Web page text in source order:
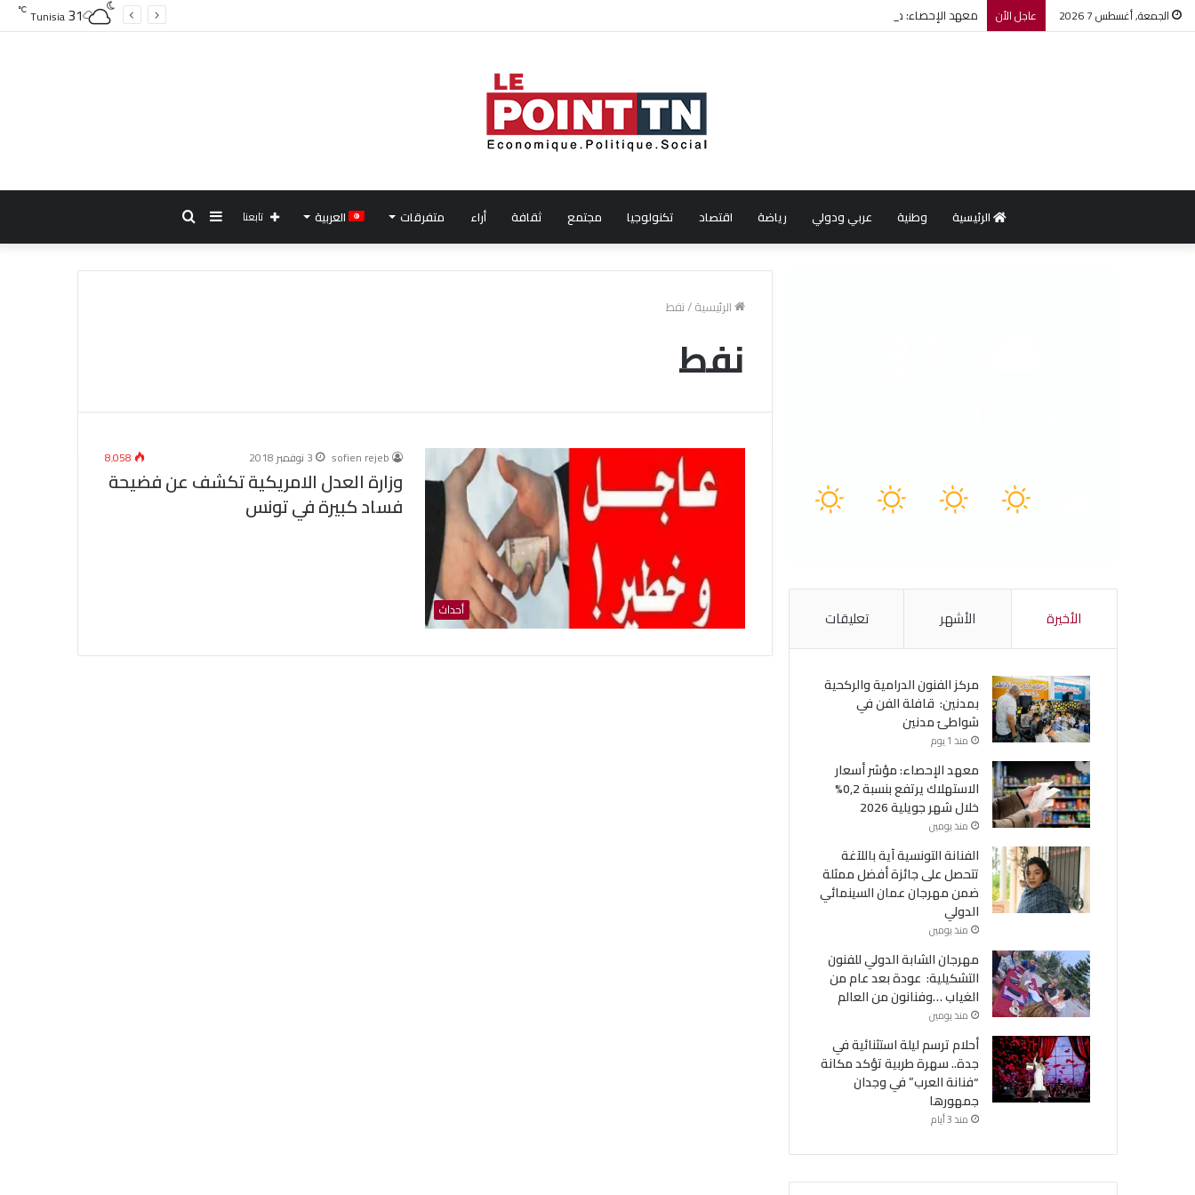
الجمعة, أغسطس 7 2026 عاجل الأن معهد الإحصاء: مؤشر أسعار الاستهلاك يرتفع بنسبة 0,2% خلال شهر جويلية 2026 Tunisia31
℃
الرئيسية وطنية عربي ودولي رياضة اقتصاد تكنولوجيا مجتمع ثقافة أراء متفرقات العربية
بحث
عن
إضافة
عمود
تابعنا
الرئيسية/نفط
نفط
أحداث
sofien rejeb 3 نوفمبر 2018 8٬058
وزارة العدل الامريكية تكشف عن فضيحة
فساد كبيرة في تونس
الأخيرة الأشهر تعليقات
مركز الفنون الدرامية والركحية
بمدنين: قافلة الفن في
شواطئ مدنين
منذ 1 يوم
معهد الإحصاء: مؤشر أسعار
الاستهلاك يرتفع بنسبة 0,2%
خلال شهر جويلية 2026
منذ يومين
الفنانة التونسية آية باللآغة
تتحصل على جائزة أفضل ممثلة
ضمن مهرجان عمان السينمائي
الدولي
منذ يومين
مهرجان الشابة الدولي للفنون
التشكيلية: عودة بعد عام من
الغياب …وفنانون من العالم
منذ يومين
أحلام ترسم ليلة استثنائية في
جدة.. سهرة طربية تؤكد مكانة
“فنانة العرب” في وجدان
جمهورها
منذ 3 أيام